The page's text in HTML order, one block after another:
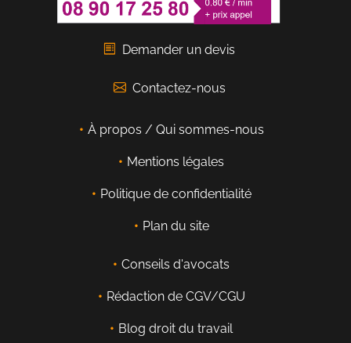
Demander un devis
Contactez-nous
À propos / Qui sommes-nous
Mentions légales
Politique de confidentialité
Plan du site
Conseils d'avocats
Rédaction de CGV/CGU
Blog droit du travail